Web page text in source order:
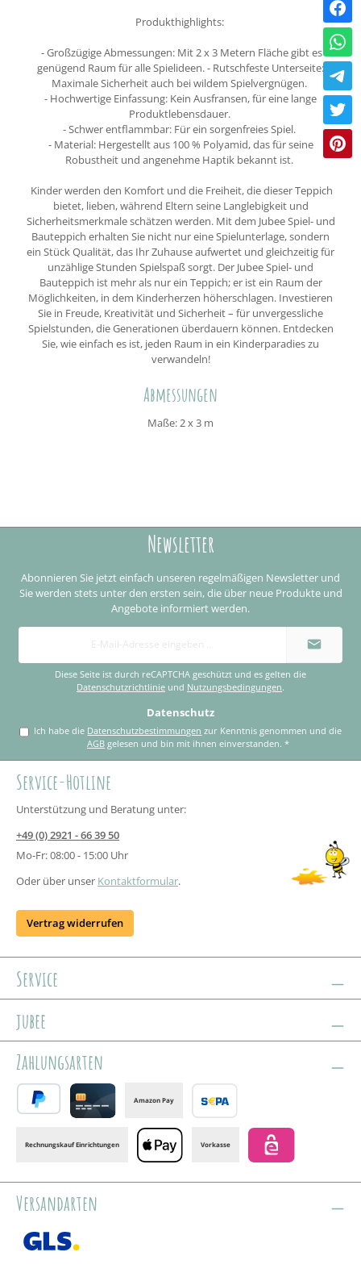
Produkthighlights:
- Großzügige Abmessungen: Mit 2 x 3 Metern Fläche gibt es
genügend Raum für alle Spielideen. - Rutschfeste Unterseite:
Maximale Sicherheit auch bei wildem Spielvergnügen.
- Hochwertige Einfassung: Kein Ausfransen, für eine lange
Produktlebensdauer.
- Schwer entflammbar: Für ein sorgenfreies Spiel.
- Material: Hergestellt aus 100 % Polyamid, das für seine
Robustheit und angenehme Haptik bekannt ist.
Kinder werden den Komfort und die Freiheit, die dieser Teppich
bietet, lieben, während Eltern seine Langlebigkeit und
Sicherheitsmerkmale schätzen werden. Mit dem Jubee Spiel- und
Bauteppich erhalten Sie nicht nur eine Spielunterlage, sondern
ein Stück Qualität, das Ihr Zuhause aufwertet und gleichzeitig für
unzählige Stunden Spielspaß sorgt. Der Jubee Spiel- und
Bauteppich ist mehr als nur ein Teppich; er ist ein Raum der
Möglichkeiten, in dem Kinderherzen höherschlagen. Investieren
Sie in Freude, Kreativität und Sicherheit – für unvergessliche
Spielstunden, die Generationen überdauern können. Entdecken
Sie, wie einfach es ist, jeden Raum in ein Kinderparadies zu
verwandeln!
Abmessungen
Maße: 2 x 3 m
Newsletter
Abonnieren Sie jetzt einfach unseren regelmäßigen Newsletter und
Sie werden stets unter den ersten sein, die über neue Produkte und
Angebote informiert werden.
E-
Adresse
Diese Seite ist durch reCAPTCHA geschützt und es gelten die
Datenschutzrichtlinie und Nutzungsbedingungen.
Datenschutz
Ich habe die Datenschutzbestimmungen
AGB gelesen und bin mit ihnen einverstanden.*
Service-Hotline
Unterstützung und Beratung unter:
+49 (0) 2921 - 66 39 50
Mo-Fr: 08:00 - 15:00 Uhr
Oder über unser Kontaktformular.
Vertrag widerrufen
Service
jubee
Zahlungsarten
Amazon Pay
Banktransfer
Rechnungskauf Einrichtungen Vorkasse
Versandarten